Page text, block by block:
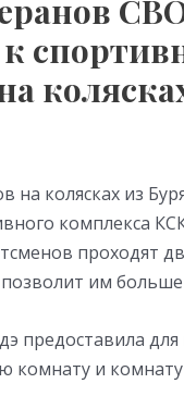
к
на колясках из
комплекса
проходят
позволит им
предоставила
комнату и